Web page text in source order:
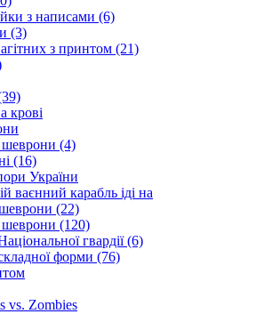
з написами (6)
(3)
з принтом (21)
крові
шеврони (4)
(16)
України
ваєнний карабль іді на
(22)
шеврони (120)
гвардії (6)
форми (76)
vs. Zombies